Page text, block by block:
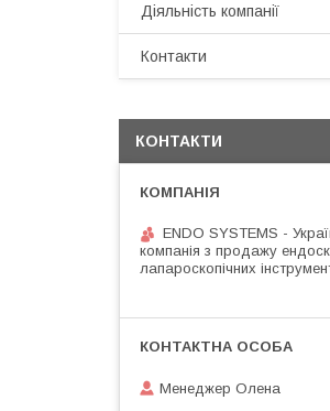
Діяльність компанії
Контакти
КОНТАКТИ
ENDO SYSTEMS -
компанія з продажу
лапароскопічних
Менеджер Олена